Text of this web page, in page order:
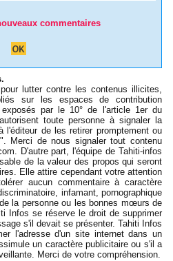
commentaires
lutter contre les contenus illicites,
sur les espaces de contribution
par le 10° de l'article 1er du
toute personne à signaler la
l'éditeur de les retirer promptement ou
Merci de nous signaler tout contenu
. D'autre part, l'équipe de Tahiti-infos
de la valeur des propos qui seront
Elle attire cependant votre attention
aucun commentaire à caractère
infamant, pornographique
la personne ou les bonnes mœurs de
Infos se réserve le droit de supprimer
s'il devait se présenter. Tahiti Infos
l'adresse d'un site internet dans un
un caractère publicitaire ou s'il a
Merci de votre compréhension.